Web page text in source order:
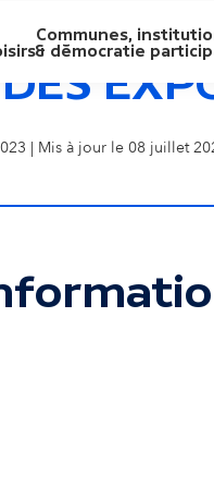
Communes,
& démocratie
| Mis à jour le 08 juillet